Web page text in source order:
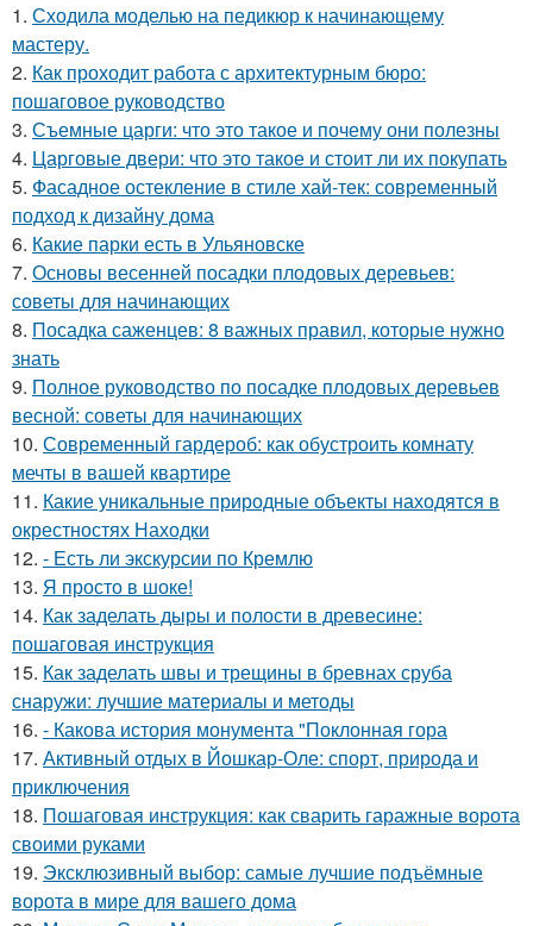
1. Сходила моделью на педикюр к начинающему
мастеру.
2. Как проходит работа с архитектурным бюро:
пошаговое руководство
3. Съемные царги: что это такое и почему они полезны
4. Царговые двери: что это такое и стоит ли их покупать
5. Фасадное остекление в стиле хай-тек: современный
подход к дизайну дома
6. Какие парки есть в Ульяновске
7. Основы весенней посадки плодовых деревьев:
советы для начинающих
8. Посадка саженцев: 8 важных правил, которые нужно
знать
9. Полное руководство по посадке плодовых деревьев
весной: советы для начинающих
10. Современный гардероб: как обустроить комнату
мечты в вашей квартире
11. Какие уникальные природные объекты находятся в
окрестностях Находки
12. - Есть ли экскурсии по Кремлю
13. Я просто в шоке!
14. Как заделать дыры и полости в древесине:
пошаговая инструкция
15. Как заделать швы и трещины в бревнах сруба
снаружи: лучшие материалы и методы
16. - Какова история монумента "Поклонная гора
17. Активный отдых в Йошкар-Оле: спорт, природа и
приключения
18. Пошаговая инструкция: как сварить гаражные ворота
своими руками
19. Эксклюзивный выбор: самые лучшие подъёмные
ворота в мире для вашего дома